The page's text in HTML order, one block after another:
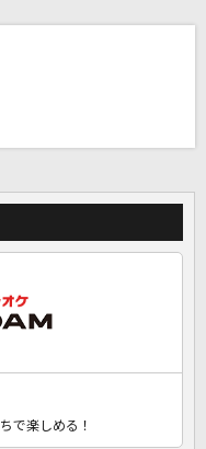
で楽しめる！